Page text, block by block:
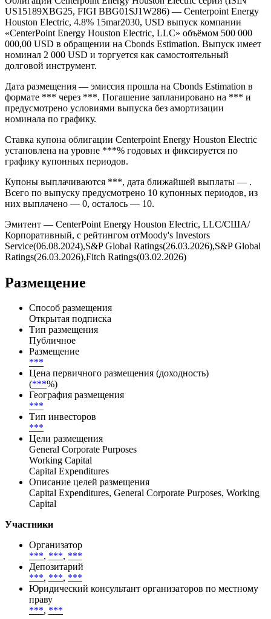
US15189XBG25, FIGI BBG01SJ1W286) — Centerpoint Energy
Houston Electric, 4.8% 15mar2030, USD выпуск компании
«CenterPoint Energy Houston Electric, LLC» объёмом 500 000
000,00 USD в обращении на Cbonds Estimation. Выпуск имеет
номинал 2 000 USD и торгуется как самостоятельный
долговой инструмент.
Дата размещения — эмиссия прошла на Cbonds Estimation в
формате *** через ***. Погашение запланировано на *** и
предусмотрено условиями выпуска без амортизации
номинала по графику.
Ставка купона облигации Centerpoint Energy Houston Electric
установлена на уровне ***% годовых и фиксируется по
графику купонных периодов.
Купоны выплачиваются ***, дата ближайшей выплаты — .
Всего по выпуску предусмотрено 10 купонных периодов, из
них выплачено — 0, осталось — 10.
Эмитент — CenterPoint Energy Houston Electric, LLC/США/
Корпоративный, с рейтингом отMoody's Investors
Service(06.08.2024),S&P Global Ratings(26.03.2026),S&P Global
Ratings(26.03.2026),Fitch Ratings(03.02.2026)
Размещение
Способ размещения
Открытая подписка
Тип размещения
Публичное
Размещение
***
Цена первичного размещения (доходность)
(***%)
География размещения
***
Тип инвесторов
***
Цели размещения
General Corporate Purposes
Working Capital
Capital Expenditures
Описание целей размещения
Capital Expenditures, General Corporate Purposes, Working
Capital
Участники
Организатор
***, ***, ***
Депозитарий
***, ***, ***
Юридический консультант организаторов по местному
праву
***, ***